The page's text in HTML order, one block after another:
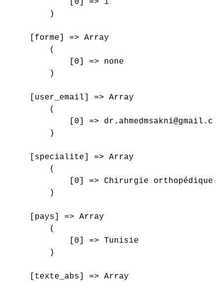
            [0] => 1
        )
    [forme] => Array
        (
            [0] => none
        )
    [user_email] => Array
        (
[0] =>
        )
    [specialite] => Array
        (
[0] => Chirurgie orthopédique
        )
    [pays] => Array
        (
            [0] => Tunisie
        )
    [texte_abs] => Array